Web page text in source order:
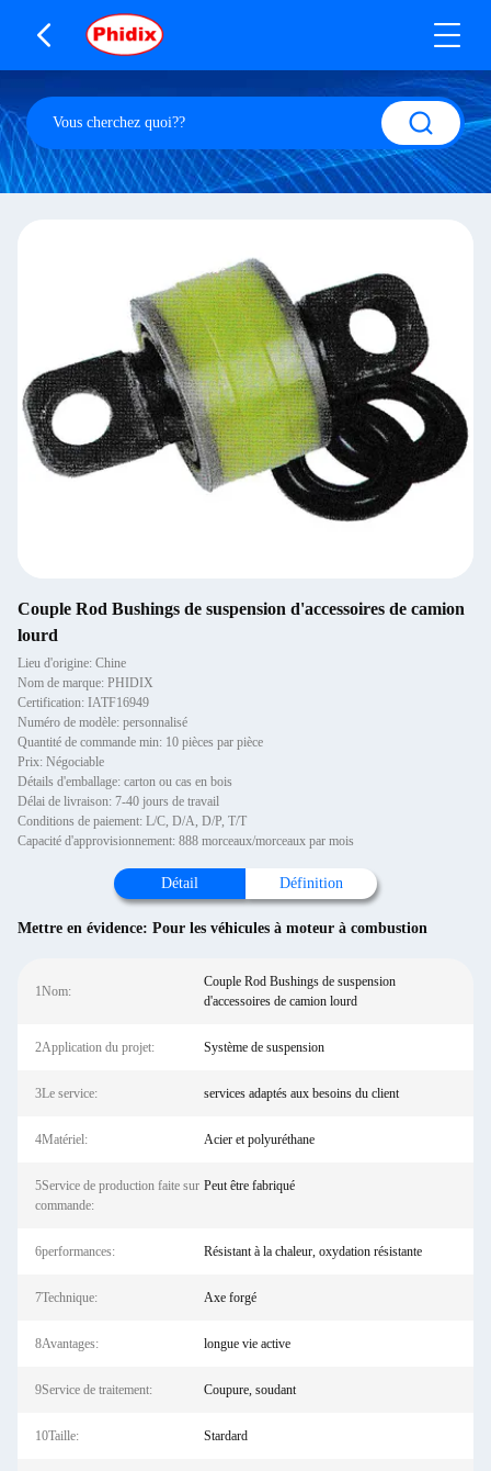
Couple Rod Bushings de suspension d'accessoires de camion
lourd
Lieu d'origine: Chine
Nom de marque: PHIDIX
Certification: IATF16949
Numéro de modèle: personnalisé
Quantité de commande min: 10 pièces par pièce
Prix: Négociable
Détails d'emballage: carton ou cas en bois
Délai de livraison: 7-40 jours de travail
Conditions de paiement: L/C, D/A, D/P, T/T
Capacité d'approvisionnement: 888 morceaux/morceaux par mois
Détail Définition
Mettre en évidence: Pour les véhicules à moteur à combustion
1Nom:
Couple Rod Bushings de suspension
d'accessoires de camion lourd
2Application du projet: Système de suspension
3Le service: services adaptés aux besoins du client
4Matériel: Acier et polyuréthane
5Service de production faite sur
commande:
Peut être fabriqué
6performances: Résistant à la chaleur, oxydation résistante
7Technique: Axe forgé
8Avantages: longue vie active
9Service de traitement: Coupure, soudant
10Taille: Stardard